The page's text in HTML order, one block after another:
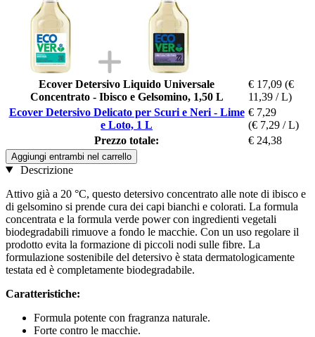
Ecover Detersivo Liquido Universale
Concentrato - Ibisco e Gelsomino, 1,50 L
€ 17,09 (€
11,39 / L)
Ecover Detersivo Delicato per Scuri e Neri - Lime
e Loto, 1 L
€ 7,29
(€ 7,29 / L)
Prezzo totale:
€ 24,38
Aggiungi entrambi nel carrello
Descrizione
Attivo già a 20 °C, questo detersivo concentrato alle note di ibisco e
di gelsomino si prende cura dei capi bianchi e colorati. La formula
concentrata e la formula verde power con ingredienti vegetali
biodegradabili rimuove a fondo le macchie. Con un uso regolare il
prodotto evita la formazione di piccoli nodi sulle fibre. La
formulazione sostenibile del detersivo è stata dermatologicamente
testata ed è completamente biodegradabile.
Caratteristiche:
Formula potente con fragranza naturale.
Forte contro le macchie.